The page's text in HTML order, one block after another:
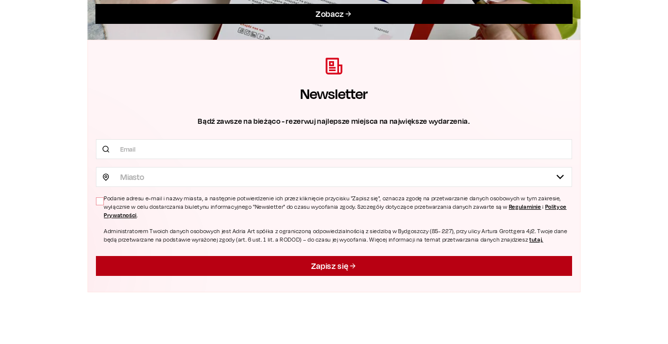
Zobacz
Newsletter
Bądź zawsze na bieżąco - rezerwuj najlepsze miejsca na największe wydarzenia.
Miasto
Podanie adresu e-mail i nazwy miasta, a następnie potwierdzenie ich przez kliknięcie przycisku "Zapisz się", oznacza zgodę na przetwarzanie danych osobowych w tym zakresie,
wyłącznie w celu dostarczania biuletynu informacyjnego "Newsletter" do czasu wycofania zgody. Szczegóły dotyczące przetwarzania danych zawarte są w Regulaminie i Polityce
Prywatności.
Administratorem Twoich danych osobowych jest Adria Art spółka z ograniczoną odpowiedzialnością z siedzibą w Bydgoszczy (85- 227), przy ulicy Artura Grottgera 4/2. Twoje dane
będą przetwarzane na podstawie wyrażonej zgody (art. 6 ust. 1 lit. a RODOD) – do czasu jej wycofania. Więcej informacji na temat przetwarzania danych znajdziesztutaj.
Zapisz się